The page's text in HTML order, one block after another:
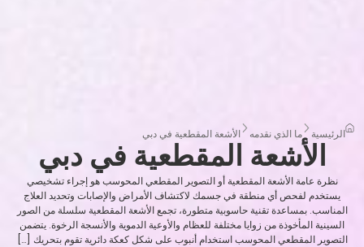
الرئيسية ما الذي نقدمه الأشعة المقطعية في دبي
الأشعة المقطعية في دبي
نظرة عامة الأشعة المقطعية أو التصوير المقطعي المحوسب هو إجراء تشخيصي
يستخدم لفحص أي منطقة في جسمك لاكتشاف الأمراض والإصابات وتحديد العلاج
المناسب. بمساعدة تقنية حاسوبية متطورة، تجمع الأشعة المقطعية سلسلة من الصور
السينية المأخوذة من زوايا مختلفة للعظام والأوعية الدموية والأنسجة الرخوة. يتضمن
التصوير المقطعي المحوسب استخدام أنبوب على شكل كعكة دائرية تقوم بتحريك […]